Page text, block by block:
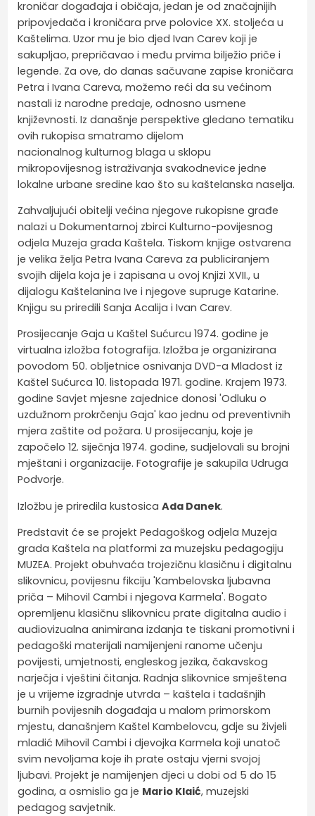
kroničar događaja i običaja, jedan je od značajnijih
pripovjedača i kroničara prve polovice XX. stoljeća u
Kaštelima. Uzor mu je bio djed Ivan Carev koji je
sakupljao, prepričavao i među prvima bilježio priče i
legende. Za ove, do danas sačuvane zapise kroničara
Petra i Ivana Careva, možemo reći da su većinom
nastali iz narodne predaje, odnosno usmene
književnosti. Iz današnje perspektive gledano tematiku
ovih rukopisa smatramo dijelom
nacionalnog kulturnog blaga u sklopu
mikropovijesnog istraživanja svakodnevice jedne
lokalne urbane sredine kao što su kaštelanska naselja.
Zahvaljujući obitelji većina njegove rukopisne građe
nalazi u Dokumentarnoj zbirci Kulturno-povijesnog
odjela Muzeja grada Kaštela. Tiskom knjige ostvarena
je velika želja Petra Ivana Careva za publiciranjem
svojih dijela koja je i zapisana u ovoj Knjizi XVII., u
dijalogu Kaštelanina Ive i njegove supruge Katarine.
Knjigu su priredili Sanja Acalija i Ivan Carev.
Prosijecanje Gaja u Kaštel Sućurcu 1974. godine je
virtualna izložba fotografija. Izložba je organizirana
povodom 50. obljetnice osnivanja DVD-a Mladost iz
Kaštel Sućurca 10. listopada 1971. godine. Krajem 1973.
godine Savjet mjesne zajednice donosi 'Odluku o
uzdužnom prokrčenju Gaja' kao jednu od preventivnih
mjera zaštite od požara. U prosijecanju, koje je
započelo 12. siječnja 1974. godine, sudjelovali su brojni
mještani i organizacije. Fotografije je sakupila Udruga
Podvorje.
Izložbu je priredila kustosicaAda Danek.
Predstavit će se projekt Pedagoškog odjela Muzeja
grada Kaštela na platformi za muzejsku pedagogiju
MUZEA. Projekt obuhvaća trojezičnu klasičnu i digitalnu
slikovnicu, povijesnu fikciju 'Kambelovska ljubavna
priča – Mihovil Cambi i njegova Karmela'. Bogato
opremljenu klasičnu slikovnicu prate digitalna audio i
audiovizualna animiranaizdanja te tiskani promotivni i
pedagoški materijali namijenjeni ranome učenju
povijesti, umjetnosti, engleskog jezika, čakavskog
narječja i vještini čitanja. Radnja slikovnice smještena
je u vrijeme izgradnje utvrda – kaštela i tadašnjih
burnih povijesnih događaja u malom primorskom
mjestu, današnjem Kaštel Kambelovcu, gdje su živjeli
mladić Mihovil Cambi i djevojka Karmela koji unatoč
svim nevoljama koje ih prate ostaju vjerni svojoj
ljubavi. Projekt je namijenjen djeci u dobi od 5 do 15
godina, a osmislio ga je Mario Klaić, muzejski
pedagog savjetnik.